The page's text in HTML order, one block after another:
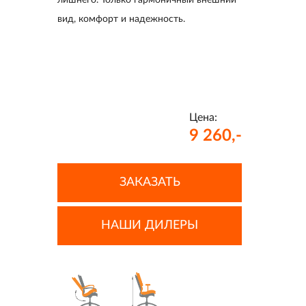
вид, комфорт и надежность.
Цена:
9 260,-
ЗАКАЗАТЬ
НАШИ ДИЛЕРЫ